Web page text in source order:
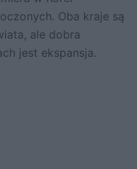
Oba kraje są
ale dobra
jest ekspansja.